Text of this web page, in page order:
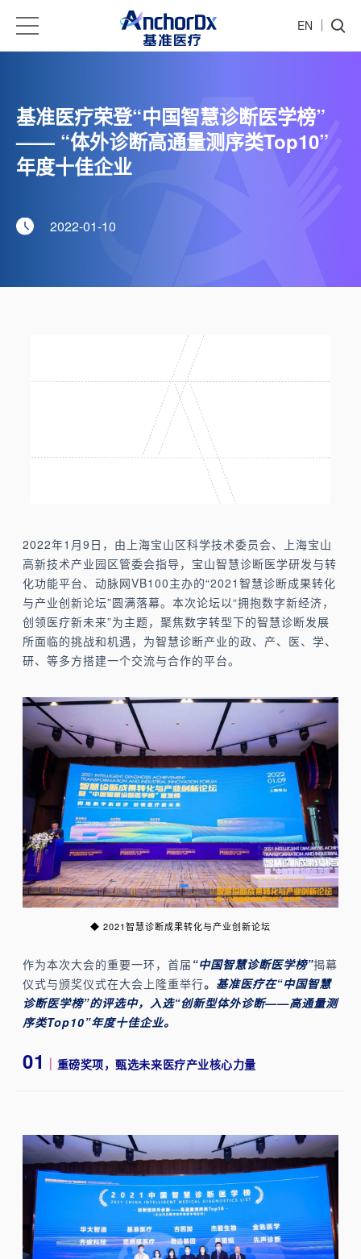
EN
基准医疗荣登“中国智慧诊断医学榜”
—— “体外诊断高通量测序类Top10”
年度十佳企业
2022-01-10
2022年1月9日，由上海宝山区科学技术委员会、上海宝山
高新技术产业园区管委会指导，宝山智慧诊断医学研发与转
化功能平台、动脉网VB100主办的“2021智慧诊断成果转化
与产业创新论坛”圆满落幕。本次论坛以“拥抱数字新经济，
创领医疗新未来”为主题，聚焦数字转型下的智慧诊断发展
所面临的挑战和机遇，为智慧诊断产业的政、产、医、学、
研、等多方搭建一个交流与合作的平台。
◆ 2021智慧诊断成果转化与产业创新论坛
作为本次大会的重要一环，首届 “中国智慧诊断医学榜”揭幕
仪式与颁奖仪式在大会上隆重举行。 基准医疗在“中国智慧
诊断医学榜”的评选中，入选“创新型体外诊断——高通量测
序类Top10”年度十佳企业。
01 ｜ 重磅奖项，甄选未来医疗产业核心力量